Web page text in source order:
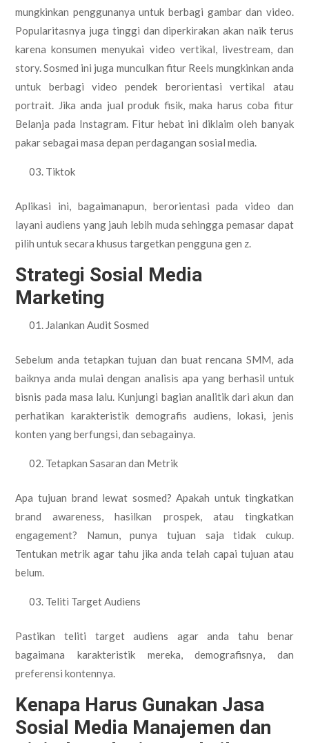
mungkinkan penggunanya untuk berbagi gambar dan video.
Popularitasnya juga tinggi dan diperkirakan akan naik terus
karena konsumen menyukai video vertikal, livestream, dan
story. Sosmed ini juga munculkan fitur Reels mungkinkan anda
untuk berbagi video pendek berorientasi vertikal atau
portrait. Jika anda jual produk fisik, maka harus coba fitur
Belanja pada Instagram. Fitur hebat ini diklaim oleh banyak
pakar sebagai masa depan perdagangan sosial media.
Tiktok
Aplikasi ini, bagaimanapun, berorientasi pada video dan
layani audiens yang jauh lebih muda sehingga pemasar dapat
pilih untuk secara khusus targetkan pengguna gen z.
Strategi Sosial Media
Marketing
Jalankan Audit Sosmed
Sebelum anda tetapkan tujuan dan buat rencana SMM, ada
baiknya anda mulai dengan analisis apa yang berhasil untuk
bisnis pada masa lalu. Kunjungi bagian analitik dari akun dan
perhatikan karakteristik demografis audiens, lokasi, jenis
konten yang berfungsi, dan sebagainya.
Tetapkan Sasaran dan Metrik
Apa tujuan brand lewat sosmed? Apakah untuk tingkatkan
brand awareness, hasilkan prospek, atau tingkatkan
engagement? Namun, punya tujuan saja tidak cukup.
Tentukan metrik agar tahu jika anda telah capai tujuan atau
belum.
Teliti Target Audiens
Pastikan teliti target audiens agar anda tahu benar
bagaimana karakteristik mereka, demografisnya, dan
preferensi kontennya.
Kenapa Harus Gunakan Jasa
Sosial Media Manajemen dan